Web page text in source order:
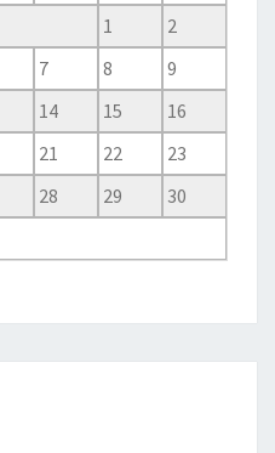
1
2
7 8
9
14 15
16
21 22
23
28 29
30